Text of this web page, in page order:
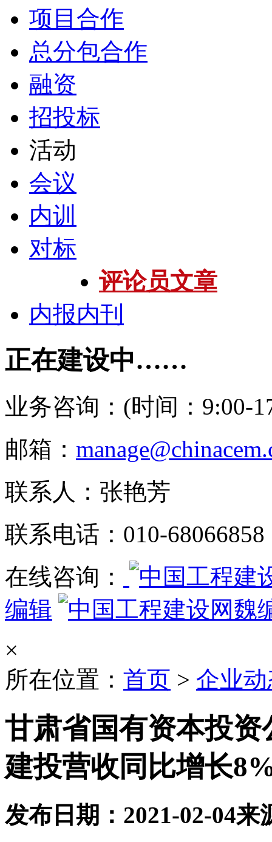
项目合作
总分包合作
融资
招投标
活动
会议
内训
对标
评论员文章
内报内刊
正在建设中……
业务咨询：(时间：9:00-
邮箱：
联系人：张艳芳
联系电话：010-68066858
在线咨询：
编辑
魏
×
所在位置： 首页 > 企业
甘肃省国有资本投
建投营收同比增长
发布日期：2021-02-04来